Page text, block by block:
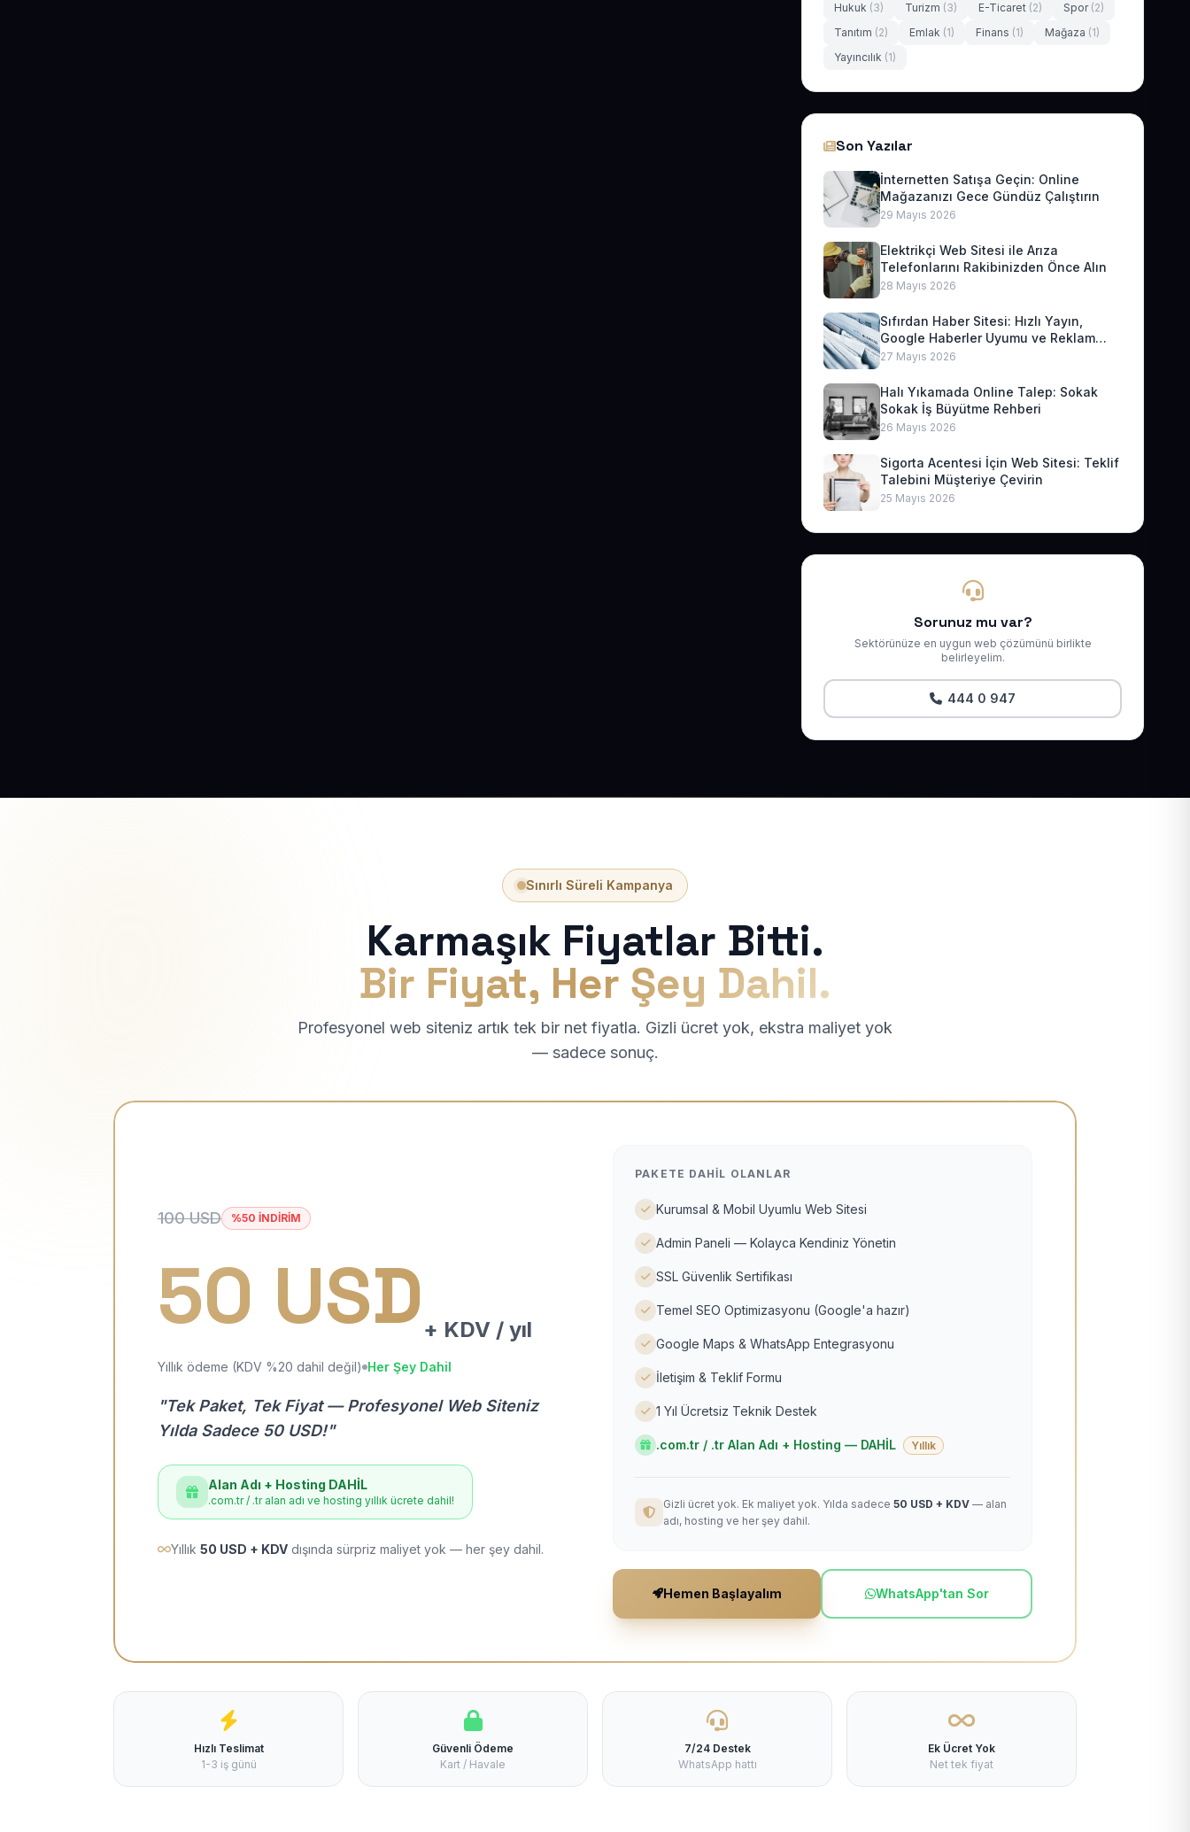
Hukuk (3) Turizm (3) E-Ticaret (2) Spor (2)
Tanıtım (2) Emlak (1) Finans (1) Mağaza (1)
Yayıncılık (1)
Son Yazılar
İnternetten Satışa Geçin: Online
Mağazanızı Gece Gündüz Çalıştırın
29 Mayıs 2026
Elektrikçi Web Sitesi ile Arıza
Telefonlarını Rakibinizden Önce Alın
28 Mayıs 2026
Sıfırdan Haber Sitesi: Hızlı Yayın,
Google Haberler Uyumu ve Reklam
Geliri
27 Mayıs 2026
Halı Yıkamada Online Talep: Sokak
Sokak İş Büyütme Rehberi
26 Mayıs 2026
Sigorta Acentesi İçin Web Sitesi: Teklif
Talebini Müşteriye Çevirin
25 Mayıs 2026
Sorunuz mu var?
Sektörünüze en uygun web çözümünü birlikte
belirleyelim.
444 0 947
Sınırlı Süreli Kampanya
Karmaşık Fiyatlar Bitti.
Bir Fiyat, Her Şey Dahil.
Profesyonel web siteniz artık tek bir net fiyatla. Gizli ücret yok, ekstra maliyet yok
— sadece sonuç.
100 USD %50 İNDİRİM
50 USD + KDV / yıl
Yıllık ödeme (KDV %20 dahil değil) Her Şey Dahil
"Tek Paket, Tek Fiyat — Profesyonel Web Siteniz
Yılda Sadece 50 USD!"
Alan Adı + Hosting DAHİL
.com.tr / .tr alan adı ve hosting yıllık ücrete dahil!
Yıllık 50 USD + KDV dışında sürpriz maliyet yok — her şey dahil.
PAKETE DAHIL OLANLAR
Kurumsal & Mobil Uyumlu Web Sitesi
Admin Paneli — Kolayca Kendiniz Yönetin
SSL Güvenlik Sertifikası
Temel SEO Optimizasyonu (Google'a hazır)
Google Maps & WhatsApp Entegrasyonu
İletişim & Teklif Formu
1 Yıl Ücretsiz Teknik Destek
.com.tr / .tr Alan Adı + Hosting — DAHİL Yıllık
Gizli ücret yok. Ek maliyet yok. Yılda sadece 50 USD + KDV — alan
adı, hosting ve her şey dahil.
Hemen Başlayalım WhatsApp'tan Sor
Hızlı Teslimat
1-3 iş günü
Güvenli Ödeme
Kart / Havale
7/24 Destek
WhatsApp hattı
Ek Ücret Yok
Net tek fiyat